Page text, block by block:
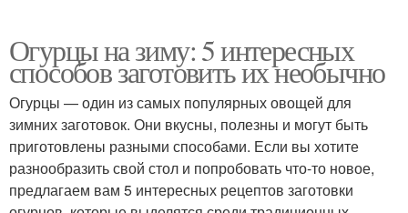
Огурцы на зиму: 5 интересных
способов заготовить их необычно
Огурцы — один из самых популярных овощей для
зимних заготовок. Они вкусны, полезны и могут быть
приготовлены разными способами. Если вы хотите
разнообразить свой стол и попробовать что-то новое,
предлагаем вам 5 интересных рецептов заготовки